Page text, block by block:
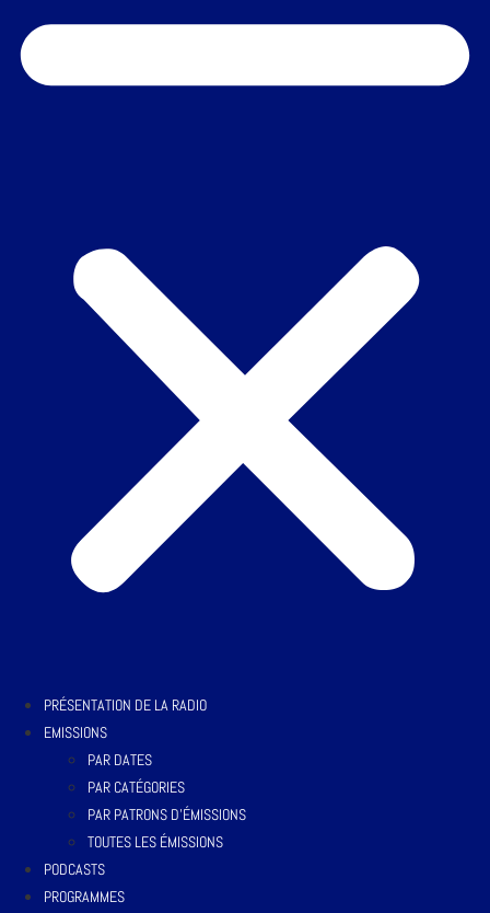
PRÉSENTATION DE LA RADIO
EMISSIONS
PAR DATES
PAR CATÉGORIES
PAR PATRONS D’ÉMISSIONS
TOUTES LES ÉMISSIONS
PODCASTS
PROGRAMMES